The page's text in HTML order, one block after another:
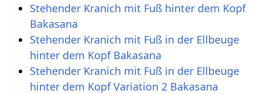
Stehender Kranich mit Fuß hinter dem Kopf
Bakasana
Stehender Kranich mit Fuß in der Ellbeuge
hinter dem Kopf Bakasana
Stehender Kranich mit Fuß in der Ellbeuge
hinter dem Kopf Variation 2 Bakasana